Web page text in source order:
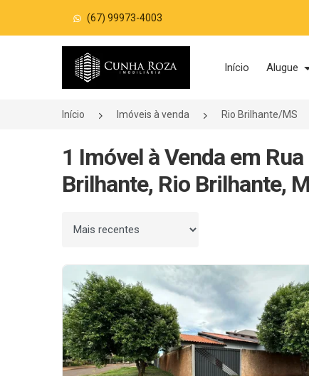
(67) 99973-4003
Página inicial
Início Alugue
Início Imóveis à venda Rio Brilhante/MS
1 Imóvel à Venda em
Brilhante, Rio Brilhante,
Ordenar por